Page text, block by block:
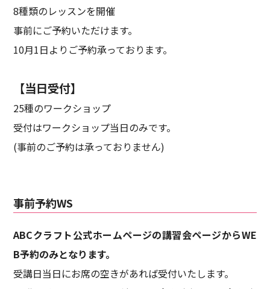
8種類のレッスンを開催
事前にご予約いただけます。
10月1日よりご予約承っております。
【当日受付】
25種のワークショップ
受付はワークショップ当日のみです。
(事前のご予約は承っておりません)
事前予約WS
ABCクラフト公式ホームページの講習会ページからWE
B予約のみとなります。
受講日当日にお席の空きがあれば受付いたします。